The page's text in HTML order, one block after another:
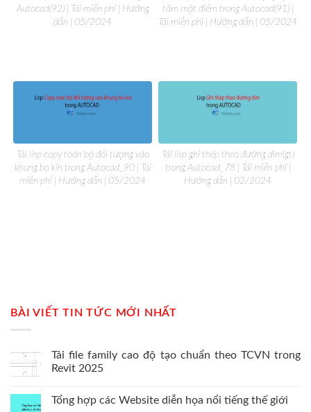
Autocad(92) | Tải miễn phí | Hướng
dẫn | 05/2024
tâm một điểm trong Autocad(91) |
Tải miễn phí | Hướng dẫn | 05/2024
Tải lisp copy toàn bộ đối tượng vào
khung bo kín trong Autocad_90 | Tải
miễn phí | Hướng dẫn | 05/2024
Tải lisp ghi thép theo đường dim(gt)
trong Autocad_78 | Tải miễn phí |
Hướng dẫn | 02/2024
BÀI VIẾT TIN TỨC MỚI NHẤT
Tải file family cao độ tạo chuẩn theo TCVN trong
Revit 2025
Tổng hợp các Website diễn họa nổi tiếng thế giới